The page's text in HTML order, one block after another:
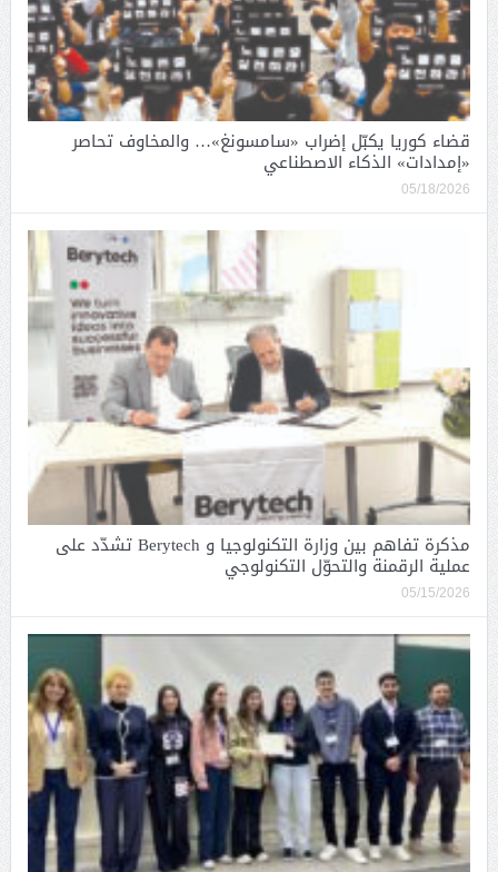
قضاء كوريا يكبّل إضراب «سامسونغ»… والمخاوف تحاصر
«إمدادات» الذكاء الاصطناعي
05/18/2026
مذكرة تفاهم بين وزارة التكنولوجيا و Berytech تشدّد على
عملية الرقمنة والتحوّل التكنولوجي
05/15/2026